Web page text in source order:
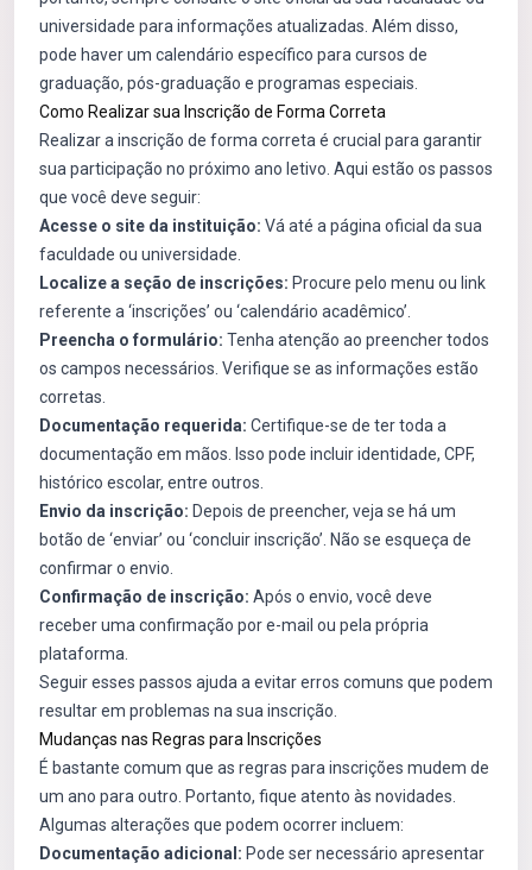
universidade para informações atualizadas. Além disso,
pode haver um calendário específico para cursos de
graduação, pós-graduação e programas especiais.
Como Realizar sua Inscrição de Forma Correta
Realizar a inscrição de forma correta é crucial para garantir
sua participação no próximo ano letivo. Aqui estão os passos
que você deve seguir:
Acesse o site da instituição: Vá até a página oficial da sua
faculdade ou universidade.
Localize a seção de inscrições: Procure pelo menu ou link
referente a ‘inscrições’ ou ‘calendário acadêmico’.
Preencha o formulário: Tenha atenção ao preencher todos
os campos necessários. Verifique se as informações estão
corretas.
Documentação requerida: Certifique-se de ter toda a
documentação em mãos. Isso pode incluir identidade, CPF,
histórico escolar, entre outros.
Envio da inscrição: Depois de preencher, veja se há um
botão de ‘enviar’ ou ‘concluir inscrição’. Não se esqueça de
confirmar o envio.
Confirmação de inscrição: Após o envio, você deve
receber uma confirmação por e-mail ou pela própria
plataforma.
Seguir esses passos ajuda a evitar erros comuns que podem
resultar em problemas na sua inscrição.
Mudanças nas Regras para Inscrições
É bastante comum que as regras para inscrições mudem de
um ano para outro. Portanto, fique atento às novidades.
Algumas alterações que podem ocorrer incluem:
Documentação adicional: Pode ser necessário apresentar